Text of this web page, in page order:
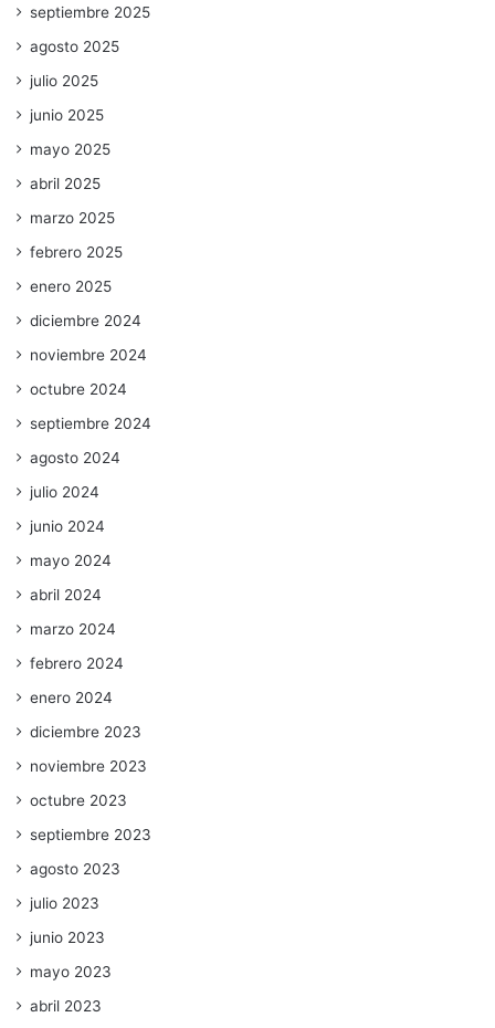
septiembre 2025
agosto 2025
julio 2025
junio 2025
mayo 2025
abril 2025
marzo 2025
febrero 2025
enero 2025
diciembre 2024
noviembre 2024
octubre 2024
septiembre 2024
agosto 2024
julio 2024
junio 2024
mayo 2024
abril 2024
marzo 2024
febrero 2024
enero 2024
diciembre 2023
noviembre 2023
octubre 2023
septiembre 2023
agosto 2023
julio 2023
junio 2023
mayo 2023
abril 2023